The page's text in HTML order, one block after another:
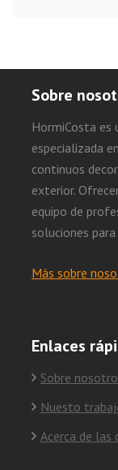
Sobre
HormiCosta es
especializada
continuos
exterior.
equipo de
soluciones
Más sobre
Enlaces
Sobre
Nuesto
Acerca de las